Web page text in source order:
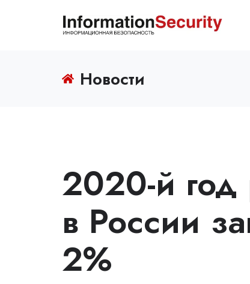
Новости
2020-й
в России
2%